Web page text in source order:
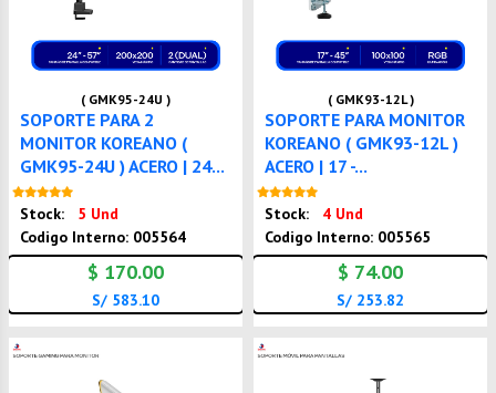
( GMK95-24U )
SOPORTE PARA 2
MONITOR KOREANO (
GMK95-24U ) ACERO | 24...
Stock:
5 Und
Codigo Interno: 005564
$ 170.00
S/ 583.10
( GMK93-12L )
SOPORTE PARA MONITOR
KOREANO ( GMK93-12L )
ACERO | 17 -...
Stock:
4 Und
Codigo Interno: 005565
$ 74.00
S/ 253.82